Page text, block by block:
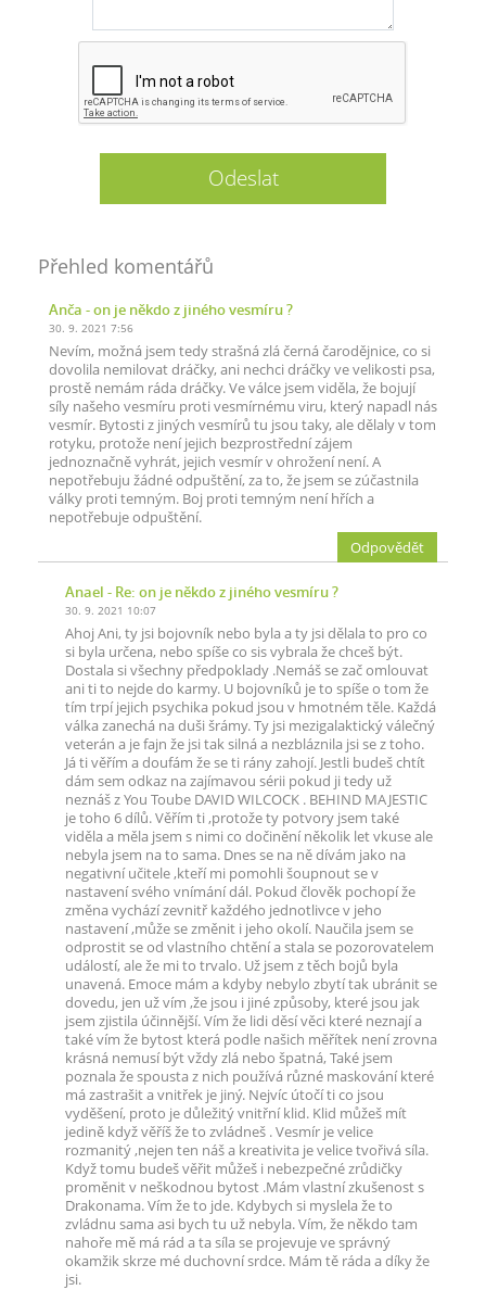
Přehled komentářů
Anča - on je někdo z jiného vesmíru ?
30. 9. 2021 7:56
Nevím, možná jsem tedy strašná zlá černá čarodějnice, co si
dovolila nemilovat dráčky, ani nechci dráčky ve velikosti psa,
prostě nemám ráda dráčky. Ve válce jsem viděla, že bojují
síly našeho vesmíru proti vesmírnému viru, který napadl nás
vesmír. Bytosti z jiných vesmírů tu jsou taky, ale dělaly v tom
rotyku, protože není jejich bezprostřední zájem
jednoznačně vyhrát, jejich vesmír v ohrožení není. A
nepotřebuju žádné odpuštění, za to, že jsem se zúčastnila
války proti temným. Boj proti temným není hřích a
nepotřebuje odpuštění.
Odpovědět
Anael - Re: on je někdo z jiného vesmíru ?
30. 9. 2021 10:07
Ahoj Ani, ty jsi bojovník nebo byla a ty jsi dělala to pro co
si byla určena, nebo spíše co sis vybrala že chceš být.
Dostala si všechny předpoklady .Nemáš se zač omlouvat
ani ti to nejde do karmy. U bojovníků je to spíše o tom že
tím trpí jejich psychika pokud jsou v hmotném těle. Každá
válka zanechá na duši šrámy. Ty jsi mezigalaktický válečný
veterán a je fajn že jsi tak silná a nezbláznila jsi se z toho.
Já ti věřím a doufám že se ti rány zahojí. Jestli budeš chtít
dám sem odkaz na zajímavou sérii pokud ji tedy už
neznáš z You Toube DAVID WILCOCK . BEHIND MAJESTIC
je toho 6 dílů. Věřím ti ,protože ty potvory jsem také
viděla a měla jsem s nimi co dočinění několik let vkuse ale
nebyla jsem na to sama. Dnes se na ně dívám jako na
negativní učitele ,kteří mi pomohli šoupnout se v
nastavení svého vnímání dál. Pokud člověk pochopí že
změna vychází zevnitř každého jednotlivce v jeho
nastavení ,může se změnit i jeho okolí. Naučila jsem se
odprostit se od vlastního chtění a stala se pozorovatelem
událostí, ale že mi to trvalo. Už jsem z těch bojů byla
unavená. Emoce mám a kdyby nebylo zbytí tak ubránit se
dovedu, jen už vím ,že jsou i jiné způsoby, které jsou jak
jsem zjistila účinnější. Vím že lidi děsí věci které neznají a
také vím že bytost která podle našich měřítek není zrovna
krásná nemusí být vždy zlá nebo špatná, Také jsem
poznala že spousta z nich používá různé maskování které
má zastrašit a vnitřek je jiný. Nejvíc útočí ti co jsou
vyděšení, proto je důležitý vnitřní klid. Klid můžeš mít
jedině když věříš že to zvládneš . Vesmír je velice
rozmanitý ,nejen ten náš a kreativita je velice tvořivá síla.
Když tomu budeš věřit můžeš i nebezpečné zrůdičky
proměnit v neškodnou bytost .Mám vlastní zkušenost s
Drakonama. Vím že to jde. Kdybych si myslela že to
zvládnu sama asi bych tu už nebyla. Vím, že někdo tam
nahoře mě má rád a ta síla se projevuje ve správný
okamžik skrze mé duchovní srdce. Mám tě ráda a díky že
jsi.